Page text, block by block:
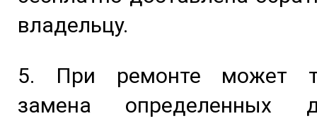
владельцу.
5. При ремонте может
замена определенных